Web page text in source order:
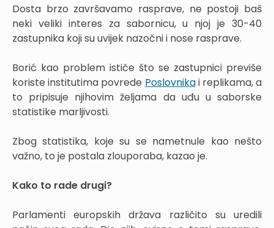
Dosta brzo završavamo rasprave, ne postoji baš
neki veliki interes za sabornicu, u njoj je 30-40
zastupnika koji su uvijek nazočni i nose rasprave.
Borić kao problem ističe što se zastupnici previše
koriste institutima povrede Poslovnikai replikama, a
to pripisuje njihovim željama da uđu u saborske
statistike marljivosti.
Zbog statistika, koje su se nametnule kao nešto
važno, to je postala zlouporaba, kazao je.
Kako to rade drugi?
Parlamenti europskih država različito su uredili